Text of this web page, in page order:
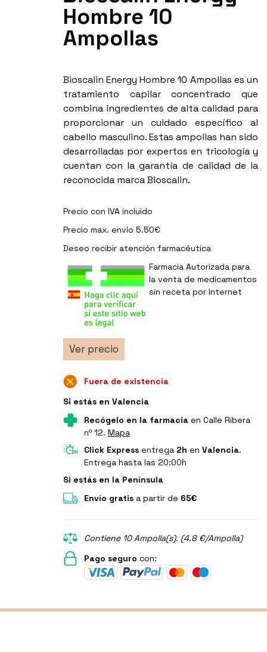
Hombre 10
Ampollas
Bioscalin Energy Hombre 10 Ampollas es un
tratamiento capilar concentrado que
combina ingredientes de alta calidad para
proporcionar un cuidado específico al
cabello masculino. Estas ampollas han sido
desarrolladas por expertos en tricología y
cuentan con la garantía de calidad de la
reconocida marca Bioscalin.
Precio con IVA incluido
Precio max. envío 5.50€
Deseo recibir atención farmacéutica
Farmacia Autorizada para
la venta de medicamentos
sin receta por Internet
Ver precio
Fuera de existencia
Si estás en Valencia
Recógelo en la farmaciaen Calle Ribera
nº 12. Mapa
Click Expressentrega 2h en Valencia.
Entrega hasta las 20:00h
Si estás en la Península
Envío gratisa partir de 65€
Contiene 10 Ampolla(s). (4.8 €/Ampolla)
Pago seguro con: